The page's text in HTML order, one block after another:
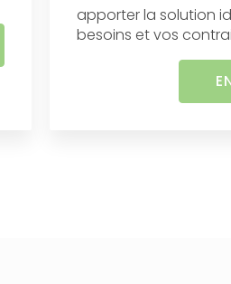
apporter la solution
besoins et vos